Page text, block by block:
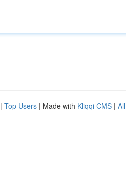
| Top Users | Made with Kliqqi CMS |